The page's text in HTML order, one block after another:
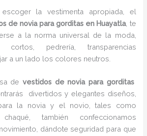
la vestimenta apropiada, el
de novia para gorditas en Huayatla, te
a la norma universal de la moda,
pedrería, transparencias
a un lado los colores neutros.
de vestidos de novia para gorditas
divertidos y elegantes diseños,
la novia y el novio, tales como
también confeccionamos
dándote seguridad para que